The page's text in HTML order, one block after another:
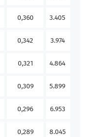
0,360 3.405
0,342 3.974
0,321 4.864
0,309 5.899
0,296 6.953
0,289 8.045